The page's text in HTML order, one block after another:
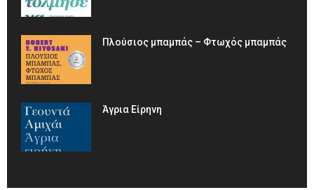
Πλούσιος μπαμπάς – Φτωχός μπαμπάς
Άγρια Είρηνη